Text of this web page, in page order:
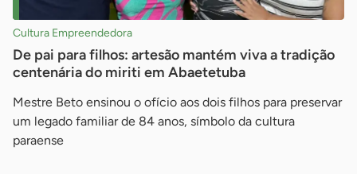
Cultura Empreendedora
De pai para filhos: artesão mantém viva a tradição
centenária do miriti em Abaetetuba
Mestre Beto ensinou o ofício aos dois filhos para preservar
um legado familiar de 84 anos, símbolo da cultura
paraense